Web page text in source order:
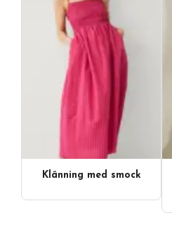
Klänning med smock